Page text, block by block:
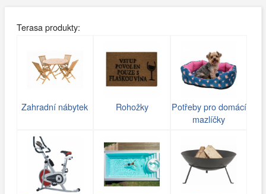
Terasa produkty:
Zahradní nábytek Rohožky
Potřeby pro domácí
mazlíčky